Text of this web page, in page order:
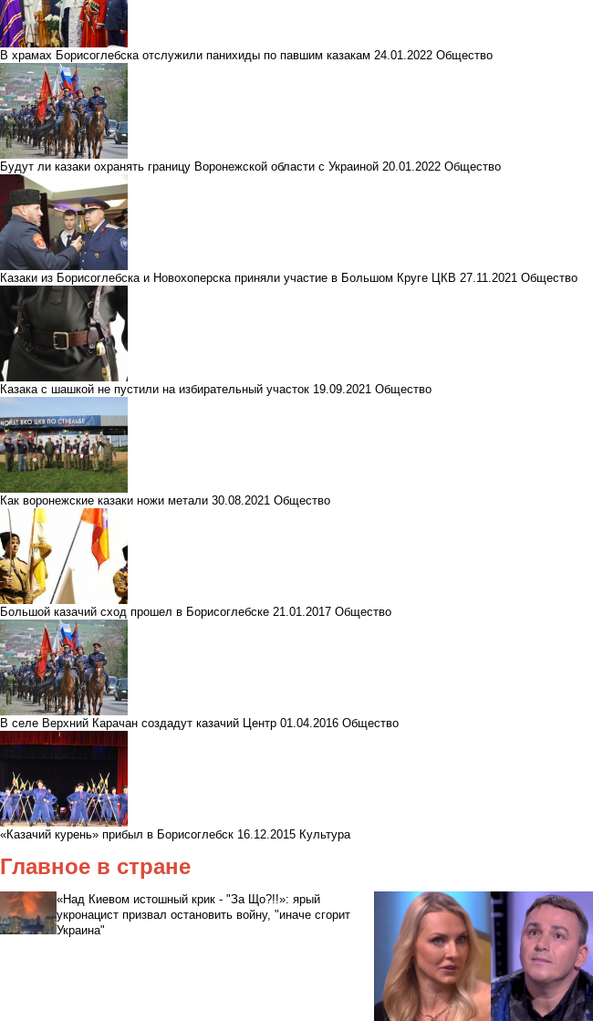
В храмах Борисоглебска отслужили панихиды по павшим казакам 24.01.2022 Общество
Будут ли казаки охранять границу Воронежской области с Украиной 20.01.2022 Общество
Казаки из Борисоглебска и Новохоперска приняли участие в Большом Круге ЦКВ 27.11.2021 Общество
Казака с шашкой не пустили на избирательный участок 19.09.2021 Общество
Как воронежские казаки ножи метали 30.08.2021 Общество
Большой казачий сход прошел в Борисоглебске 21.01.2017 Общество
В селе Верхний Карачан создадут казачий Центр 01.04.2016 Общество
«Казачий курень» прибыл в Борисоглебск 16.12.2015 Культура
Главное в стране
«Над Киевом истошный крик - "За Що?!!»: ярый
укронацист призвал остановить войну, "иначе сгорит
Украина"